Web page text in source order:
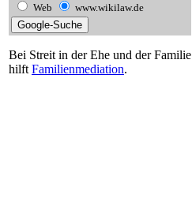
Web www.wikilaw.de
Bei Streit in der Ehe und der Familie
hilft Familienmediation.